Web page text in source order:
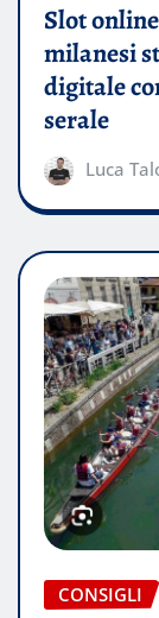
Slot
milanesi
digitale
serale
Luca
CONSIGLI